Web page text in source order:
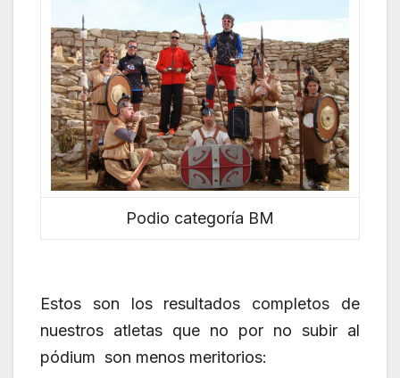
Podio categoría BM
Estos son los resultados completos de
nuestros atletas que no por no subir al
pódium son menos meritorios: